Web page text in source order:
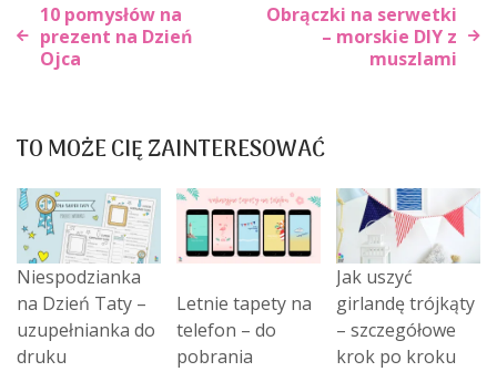
Nawigacja
10 pomysłów na
prezent na Dzień
Ojca
Obrączki na serwetki
– morskie DIY z
muszlami
TO MOŻE CIĘ ZAINTERESOWAĆ
Niespodzianka
na Dzień Taty –
uzupełnianka do
druku
Letnie tapety na
telefon – do
pobrania
Jak uszyć
girlandę trójkąty
– szczegółowe
krok po kroku